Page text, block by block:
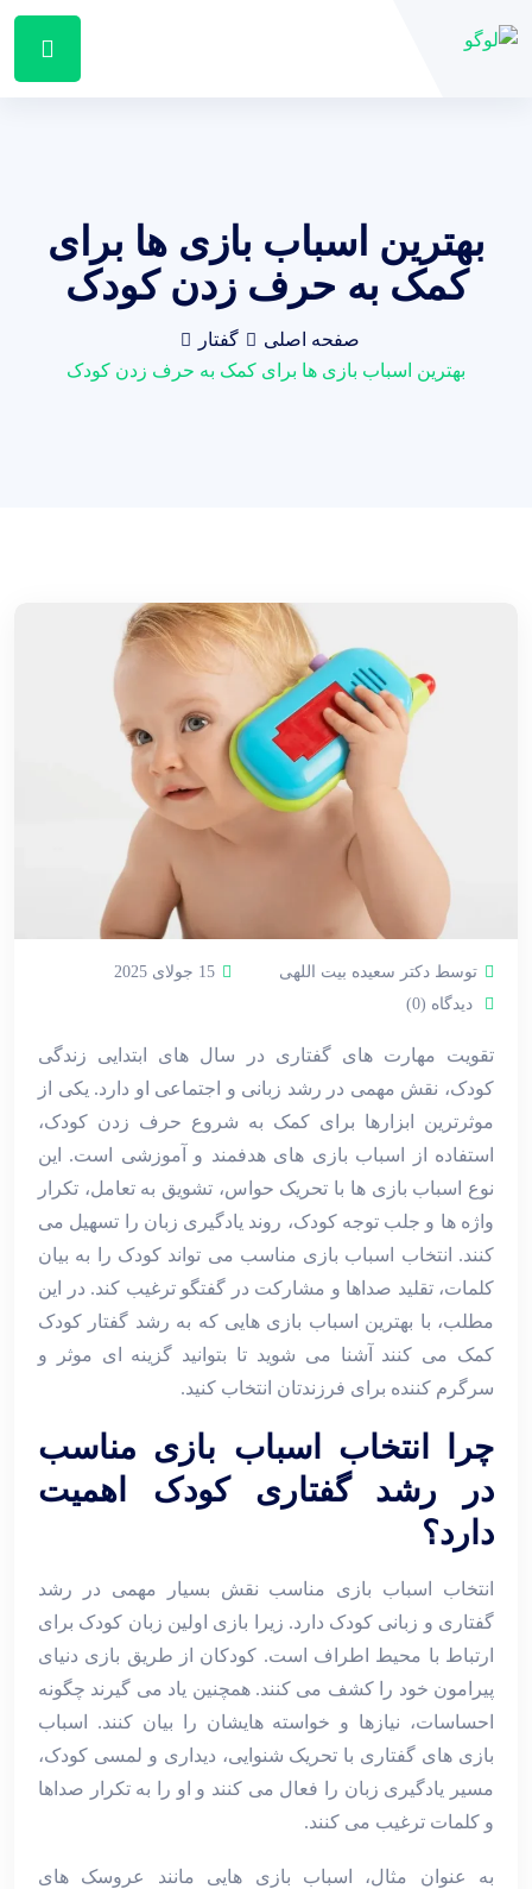
بهترین اسباب بازی ها برای
کمک به حرف زدن کودک
صفحه اصلی
گفتار
بهترین اسباب بازی ها برای کمک به حرف زدن کودک
توسط دکتر سعیده بیت اللهی
15 جولای 2025
دیدگاه (0)
تقویت مهارت ‌های گفتاری در سال ‌های ابتدایی زندگی
کودک، نقش مهمی در رشد زبانی و اجتماعی او دارد. یکی از
موثرترین ابزارها برای کمک به شروع حرف زدن کودک،
استفاده از اسباب ‌بازی ‌های هدفمند و آموزشی است. این
نوع اسباب ‌بازی ‌ها با تحریک حواس، تشویق به تعامل، تکرار
واژه‌ ها و جلب توجه کودک، روند یادگیری زبان را تسهیل می
‌کنند. انتخاب اسباب ‌بازی مناسب می ‌تواند کودک را به بیان
کلمات، تقلید صداها و مشارکت در گفتگو ترغیب کند. در این
مطلب، با بهترین اسباب ‌بازی‌ هایی که به رشد گفتار کودک
کمک می ‌کنند آشنا می ‌شوید تا بتوانید گزینه ‌ای موثر و
سرگرم‌ کننده برای فرزندتان انتخاب کنید.
چرا انتخاب اسباب ‌بازی مناسب
در رشد گفتاری کودک اهمیت
دارد؟
انتخاب اسباب ‌بازی مناسب نقش بسیار مهمی در رشد
گفتاری و زبانی کودک دارد. زیرا بازی اولین زبان کودک برای
ارتباط با محیط اطراف است. کودکان از طریق بازی دنیای
پیرامون خود را کشف می‌ کنند. همچنین یاد می ‌گیرند چگونه
احساسات، نیازها و خواسته‌ هایشان را بیان کنند. اسباب
‌بازی‌ های گفتاری با تحریک شنوایی، دیداری و لمسی کودک،
مسیر یادگیری زبان را فعال می‌ کنند و او را به تکرار صداها
و کلمات ترغیب می ‌کنند.
به ‌عنوان مثال، اسباب ‌بازی‌ هایی مانند عروسک ‌های